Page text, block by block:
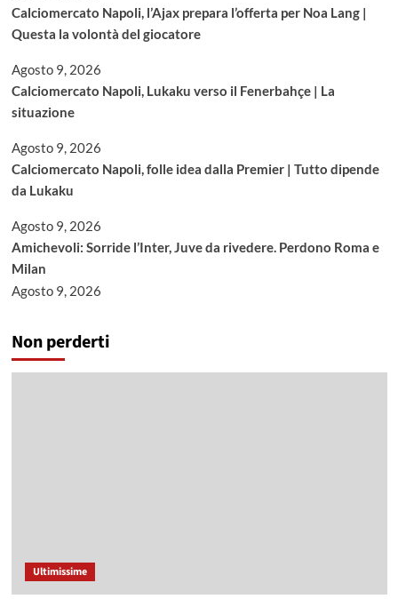
Calciomercato Napoli, l’Ajax prepara l’offerta per Noa Lang |
Questa la volontà del giocatore
Agosto 9, 2026
Calciomercato Napoli, Lukaku verso il Fenerbahçe | La
situazione
Agosto 9, 2026
Calciomercato Napoli, folle idea dalla Premier | Tutto dipende
da Lukaku
Agosto 9, 2026
Amichevoli: Sorride l’Inter, Juve da rivedere. Perdono Roma e
Milan
Agosto 9, 2026
Non perderti
Ultimissime